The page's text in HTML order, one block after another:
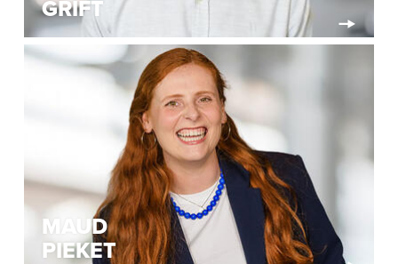
GRIFT
MAUD
PIEKET